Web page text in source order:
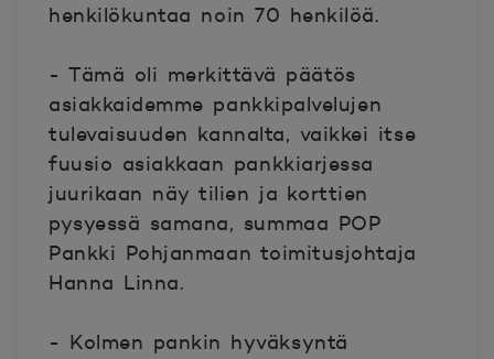
henkilökuntaa noin 70 henkilöä.
- Tämä oli merkittävä päätös
asiakkaidemme pankkipalvelujen
tulevaisuuden kannalta, vaikkei itse
fuusio asiakkaan pankkiarjessa
juurikaan näy tilien ja korttien
pysyessä samana, summaa POP
Pankki Pohjanmaan toimitusjohtaja
Hanna Linna.
- Kolmen pankin hyväksyntä